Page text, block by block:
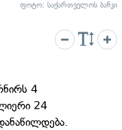
ფოტო: საქართველოს ბანკი
4
24